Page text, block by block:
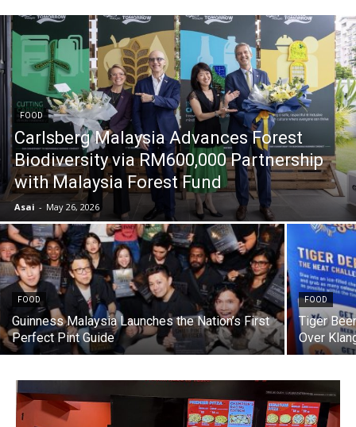
FOOD
Carlsberg Malaysia Advances Forest
Biodiversity via RM600,000 Partnership
with Malaysia Forest Fund
Asai - May 26, 2026
FOOD
Guinness Malaysia Launches the Nation’s First
Perfect Pint Guide
FOOD
Tiger
Over